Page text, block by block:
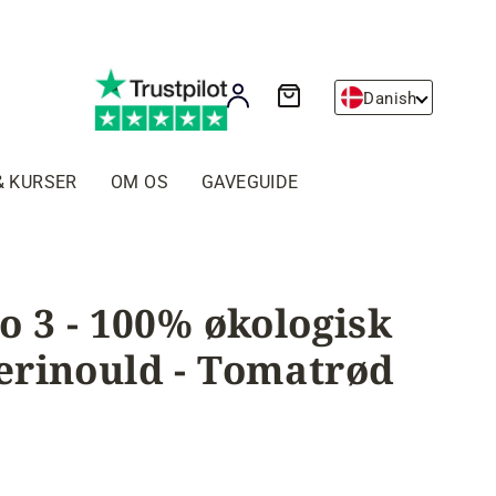
Log ind Danish
OM OS GAVEGUIDE
3 - 100% økologisk
- Tomatrød